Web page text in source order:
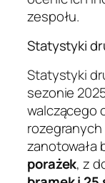
zespołu.
Statystyki
Statystyki
sezonie
walczącego
zanotowała
porażek, z